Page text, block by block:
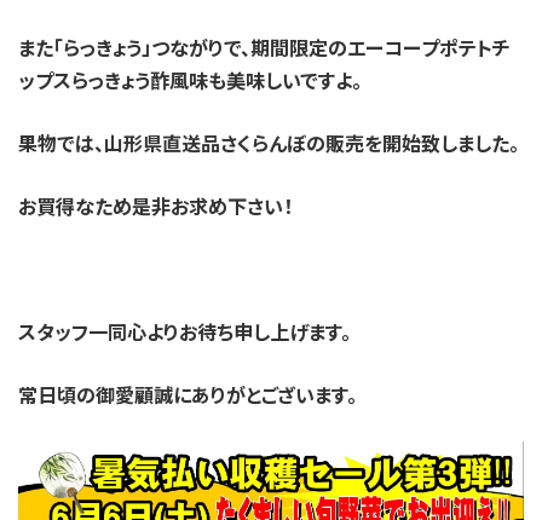
また「らっきょう」つながりで、期間限定のエーコープポテトチ
ップスらっきょう酢風味も美味しいですよ。
果物では、山形県直送品さくらんぼの販売を開始致しました。
お買得なため是非お求め下さい！
スタッフ一同心よりお待ち申し上げます。
常日頃の御愛顧誠にありがとございます。